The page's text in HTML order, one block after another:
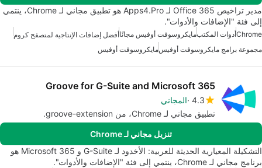
مدير تراخيص Office 365 لـ Apps4.Pro هو تطبيق مجاني لـ Chrome، ينتمي
إلى فئة "الإضافات والأدوات".
Chromeأدوات المكتبمايكروسوفت أوفيس مجانًاأفضل إضافات الإنتاجية لمتصفح كروم
مجموعة برامج مايكروسوفت أوفيسمايكروسوفت أوفيس
Groove for G-Suite and Microsoft 365
4.3 المجاني
تطبيق مجاني لـ Chrome، من groove-extension.
تنزيل مجاني لـ Chrome
التشكيلة المعيارية الحديثة للعربية: الأخدود لـ G-Suite و Microsoft 365 هو
برنامج مجاني لـ Chrome، ينتمي إلى فئة "الإضافات والأدوات".